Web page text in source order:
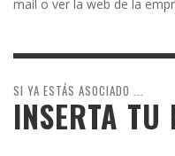
mail o ver la web de la
SI YA ESTÁS ASOCIADO ...
INSERTA TU